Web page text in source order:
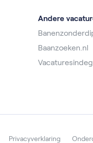
Andere
Baanzoeken.nl
Privacyverklaring